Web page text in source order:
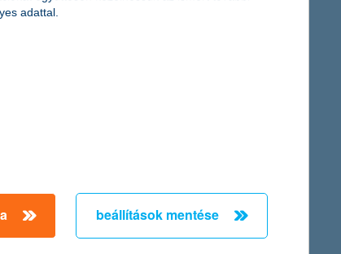
abban, hogy az új évben tudatosabban kezeljük
adattal.
beállítások mentése